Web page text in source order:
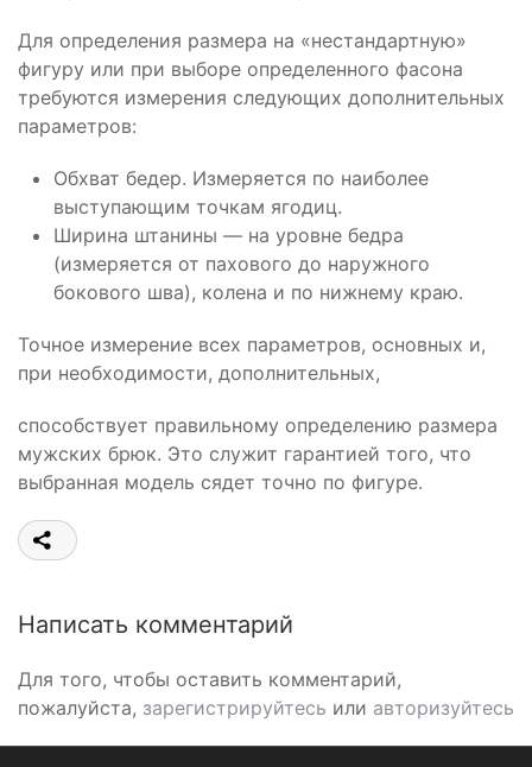
Для определения размера на «нестандартную»
фигуру или при выборе определенного фасона
требуются измерения следующих дополнительных
параметров:
Обхват бедер. Измеряется по наиболее
выступающим точкам ягодиц.
Ширина штанины — на уровне бедра
(измеряется от пахового до наружного
бокового шва), колена и по нижнему краю.
Точное измерение всех параметров, основных и,
при необходимости, дополнительных,
способствует правильному определению размера
мужских брюк. Это служит гарантией того, что
выбранная модель сядет точно по фигуре.
Написать комментарий
Для того, чтобы оставить комментарий,
пожалуйста, зарегистрируйтесь или авторизуйтесь